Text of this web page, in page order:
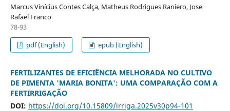
Marcus Vinícius Contes Calça, Matheus Rodrigues Raniero, Jose
Rafael Franco
78-93
pdf (English)
epub (English)
FERTILIZANTES DE EFICIÊNCIA MELHORADA NO CULTIVO
DE PIMENTA 'MARIA BONITA': UMA COMPARAÇÃO COM A
FERTIRRIGAÇÃO
DOI: https://doi.org/10.15809/irriga.2025v30p94-101